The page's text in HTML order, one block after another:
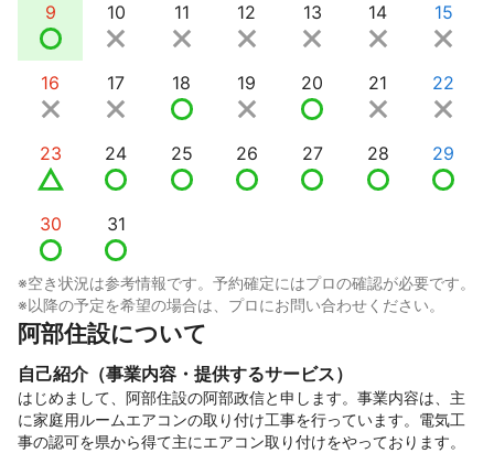
9 10 11 12 13 14 15
16 17 18 19 20 21 22
23 24 25 26 27 28 29
30 31
※空き状況は参考情報です。予約確定にはプロの確認が必要です。
※以降の予定を希望の場合は、プロにお問い合わせください。
阿部住設について
自己紹介（事業内容・提供するサービス）
はじめまして、阿部住設の阿部政信と申します。事業内容は、主
に家庭用ルームエアコンの取り付け工事を行っています。電気工
事の認可を県から得て主にエアコン取り付けをやっております。